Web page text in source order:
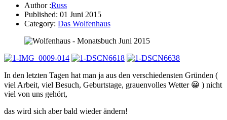
Author :Russ
Published: 01 Juni 2015
Category: Das Wolfenhaus
In den letzten Tagen hat man ja aus den verschiedensten Gründen (
viel Arbeit, viel Besuch, Geburtstage, grauenvolles Wetter 😀 ) nicht
viel von uns gehört,
das wird sich aber bald wieder ändern!